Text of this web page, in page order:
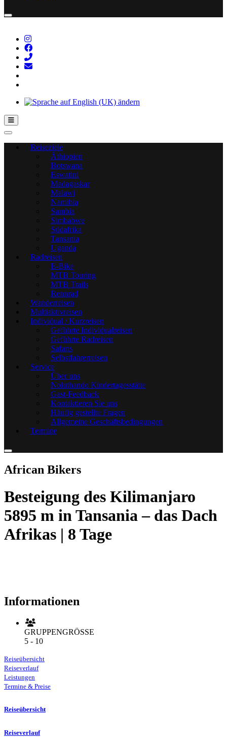
Hamburger Toggle-Menü
Reiseziele
Äthiopien
Botswana
Eswatini
Madagaskar
Malawi
Namibia
Sambia
Simbabwe
Südafrika
Tansania
Uganda
Radreisen
E-Bike
MTB Touring
MTB Trails
Rennrad
Wanderreisen
Multiaktivreisen
Individual / Kurzreisen
Geführte Individualreisen
Geführte Radreisen
Safaris
Selbstfahrerreisen
Service
Über uns
Noluthando Kindertagesstätte
Gast-Feedback
Kontaktieren Sie uns
Häufig gestellte Fragen
Allgemeine Geschäftsbedingungen
Termine
African Bikers
Besteigung des Kilimanjaro
5895 m in Tansania – das Dach
Afrikas | 8 Tage
Informationen
GRUPPENGRÖSSE
5 - 10
Reiseübersicht
Reiseverlauf
Leistungen
Termine & Preise
Reiseübersicht
Reiseverlauf